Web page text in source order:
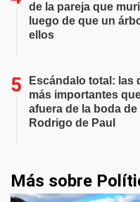
de la pareja que
luego de que un
ellos
Escándalo total: las
más importantes
afuera de la boda
Rodrigo de Paul
Más sobre